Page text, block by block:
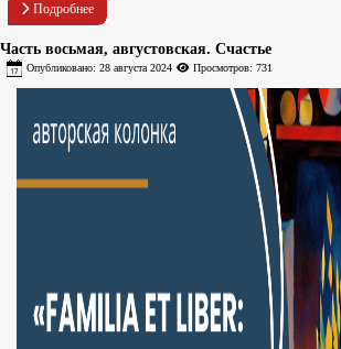
Подробнее
Часть восьмая, августовская. Счастье
Опубликовано: 28 августа 2024 Просмотров: 731